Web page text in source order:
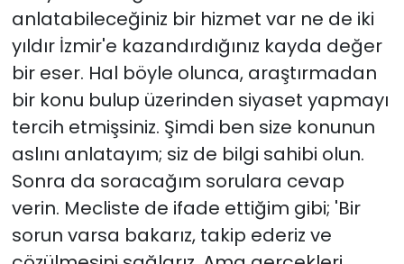
anlatabileceğiniz bir hizmet var ne de iki
yıldır İzmir'e kazandırdığınız kayda değer
bir eser. Hal böyle olunca, araştırmadan
bir konu bulup üzerinden siyaset yapmayı
tercih etmişsiniz. Şimdi ben size konunun
aslını anlatayım; siz de bilgi sahibi olun.
Sonra da soracağım sorulara cevap
verin. Mecliste de ifade ettiğim gibi; 'Bir
sorun varsa bakarız, takip ederiz ve